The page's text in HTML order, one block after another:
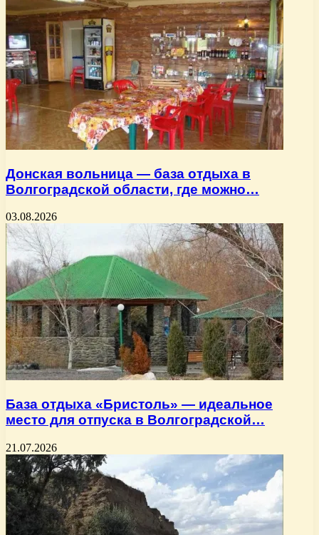
Донская вольница — база отдыха в
Волгоградской области, где можно…
03.08.2026
База отдыха «Бристоль» — идеальное
место для отпуска в Волгоградской…
21.07.2026